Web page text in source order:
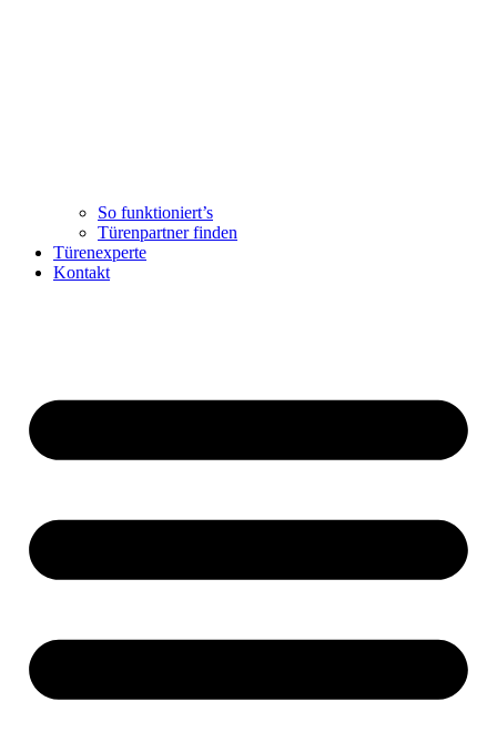
So funktioniert’s
Türenpartner finden
Türenexperte
Kontakt